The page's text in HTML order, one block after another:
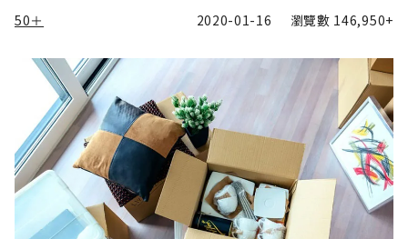
50＋ 2020-01-16 瀏覽數 146,950+